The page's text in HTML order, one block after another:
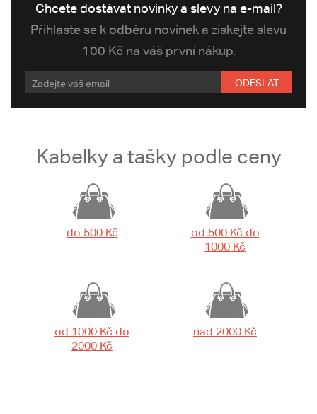
Chcete dostávat novinky a slevy na e-mail?
Přihlaste se k odběru novinek a získejte slevu
100 Kč na váš první nákup.
ODESLAT
Kabelky a tašky podle ceny
do 500 Kč
od 500 Kč do
1000 Kč
od 1000 Kč do
2000 Kč
nad 2000 Kč